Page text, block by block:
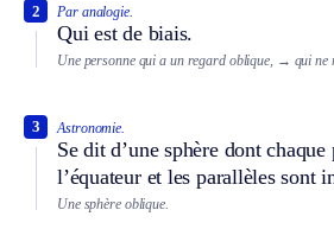
Par analogie.
Qui est de biais.
2
Une personne qui a un regard oblique, → qui ne
Astronomie.
Se dit d’une sphère dont
l’équateur et les parallèles sont
3
Une sphère oblique.